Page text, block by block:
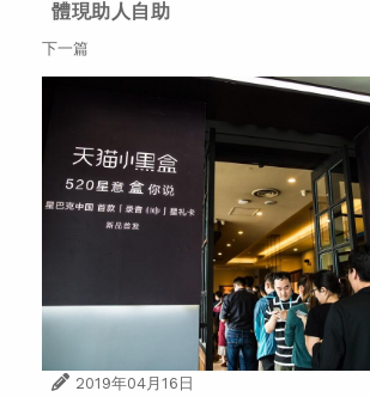
體現助人自助
下一篇
2019年04月16日